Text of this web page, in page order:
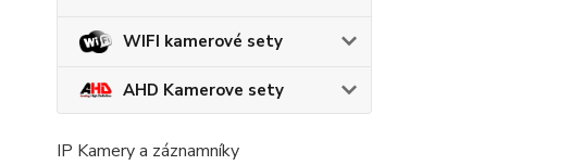
WIFI kamerové sety
AHD Kamerove sety
IP Kamery a záznamníky